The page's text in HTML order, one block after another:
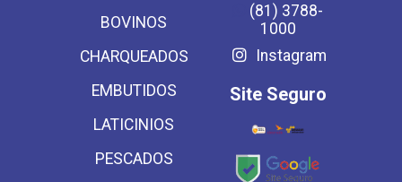
BOVINOS
CHARQUEADOS
EMBUTIDOS
LATICINIOS
PESCADOS
(81) 3788-
1000
Instagram
Site Seguro